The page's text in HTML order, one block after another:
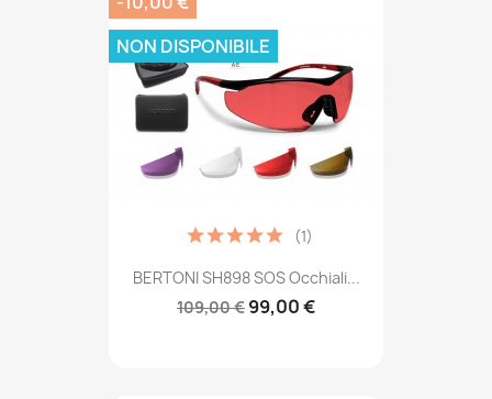
BERTONI SH898 SOS Occhiali...
109,00 € 99,00 €
(1)
NON DISPONIBILE